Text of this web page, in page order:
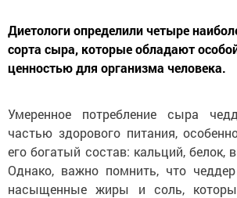
Диетологи определили четыре
сорта сыра, которые обладают
ценностью для организма человека.
Умеренное потребление сыра
частью здорового питания,
его богатый состав: кальций, белок,
Однако, важно помнить, что
насыщенные жиры и соль,